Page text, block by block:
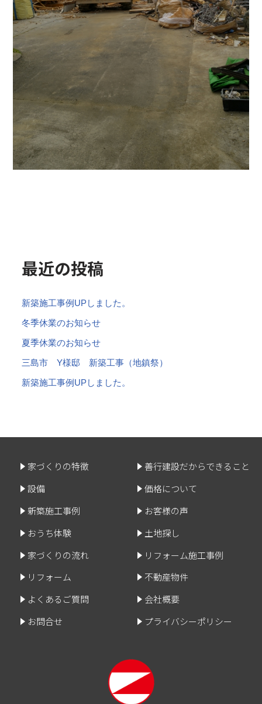
最近の投稿
新築施工事例UPしました。
冬季休業のお知らせ
夏季休業のお知らせ
三島市 Y様邸 新築工事（地鎮祭）
新築施工事例UPしました。
家づくりの特徴
善行建設だからできること
設備
価格について
新築施工事例
お客様の声
おうち体験
土地探し
家づくりの流れ
リフォーム施工事例
リフォーム
不動産物件
よくあるご質問
会社概要
お問合せ
プライバシーポリシー